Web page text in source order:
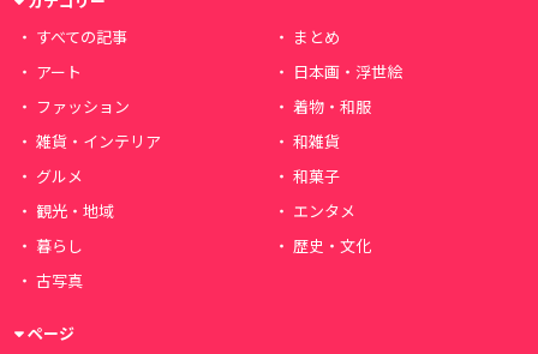
すべての記事
まとめ
アート
日本画・浮世絵
ファッション
着物・和服
雑貨・インテリア
和雑貨
グルメ
和菓子
観光・地域
エンタメ
暮らし
歴史・文化
古写真
ページ